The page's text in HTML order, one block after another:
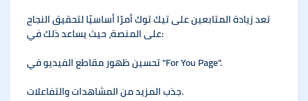
تعد زيادة المتابعين على تيك توك أمرًا أساسيًا لتحقيق النجاح
على المنصة، حيث يساعد ذلك في:
تحسين ظهور مقاطع الفيديو في "For You Page".
جذب المزيد من المشاهدات والتفاعلات.